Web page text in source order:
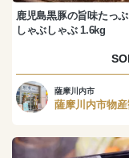
鹿児島黒豚の旨味たっ
しゃぶしゃぶ 1.6kg
薩摩川内市
薩摩川内市物